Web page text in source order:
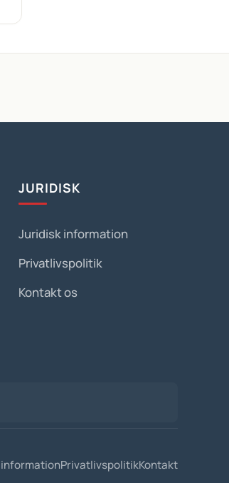
JURIDISK
Juridisk information
Privatlivspolitik
Kontakt os
PrivatlivspolitikKontakt